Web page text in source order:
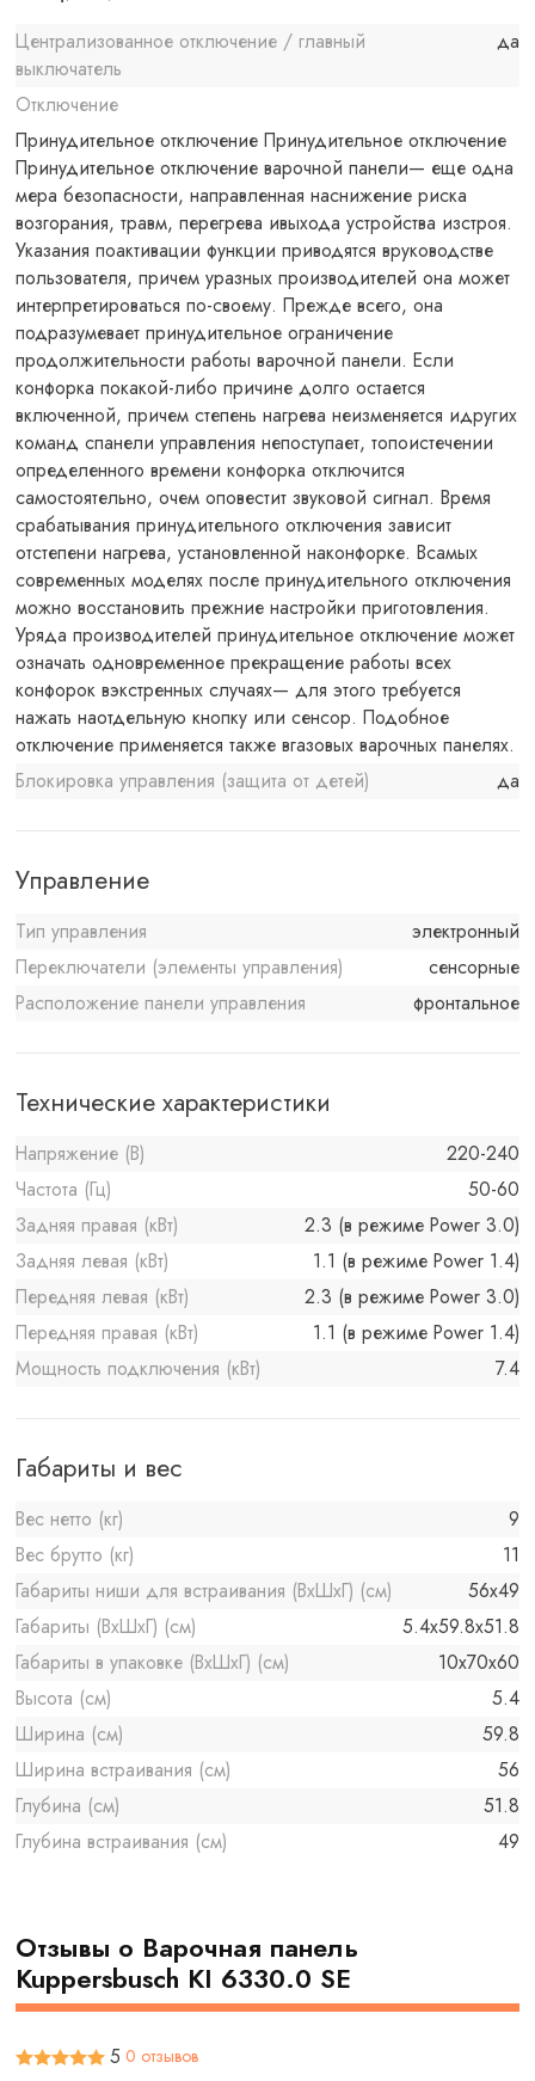
Централизованное отключение / главный
выключатель
да
Отключение
Принудительное отключение Принудительное отключение
Принудительное отключение варочной панели— еще одна
мера безопасности, направленная наснижение риска
возгорания, травм, перегрева ивыхода устройства изстроя.
Указания поактивации функции приводятся вруководстве
пользователя, причем уразных производителей она может
интерпретироваться по-своему. Прежде всего, она
подразумевает принудительное ограничение
продолжительности работы варочной панели. Если
конфорка покакой-либо причине долго остается
включенной, причем степень нагрева неизменяется идругих
команд спанели управления непоступает, топоистечении
определенного времени конфорка отключится
самостоятельно, очем оповестит звуковой сигнал. Время
срабатывания принудительного отключения зависит
отстепени нагрева, установленной наконфорке. Всамых
современных моделях после принудительного отключения
можно восстановить прежние настройки приготовления.
Уряда производителей принудительное отключение может
означать одновременное прекращение работы всех
конфорок вэкстренных случаях— для этого требуется
нажать наотдельную кнопку или сенсор. Подобное
отключение применяется также вгазовых варочных панелях.
Блокировка управления (защита от детей)
да
Управление
Тип управления
электронный
Переключатели (элементы управления)
сенсорные
Расположение панели управления
фронтальное
Технические характеристики
Напряжение (В)
220-240
Частота (Гц)
50-60
Задняя правая (кВт)
2.3 (в режиме Power 3.0)
Задняя левая (кВт)
1.1 (в режиме Power 1.4)
Передняя левая (кВт)
2.3 (в режиме Power 3.0)
Передняя правая (кВт)
1.1 (в режиме Power 1.4)
Мощность подключения (кВт)
7.4
Габариты и вес
Вес нетто (кг)
9
Вес брутто (кг)
11
Габариты ниши для встраивания (ВхШхГ) (см)
56х49
Габариты (ВхШхГ) (см)
5.4х59.8х51.8
Габариты в упаковке (ВхШхГ) (см)
10x70x60
Высота (см)
5.4
Ширина (см)
59.8
Ширина встраивания (см)
56
Глубина (см)
51.8
Глубина встраивания (см)
49
Отзывы о Варочная панель
Kuppersbusch KI 6330.0 SE
5 0 отзывов